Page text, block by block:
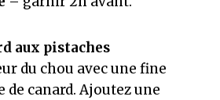
aux pistaches
du chou avec une fine
de canard. Ajoutez une